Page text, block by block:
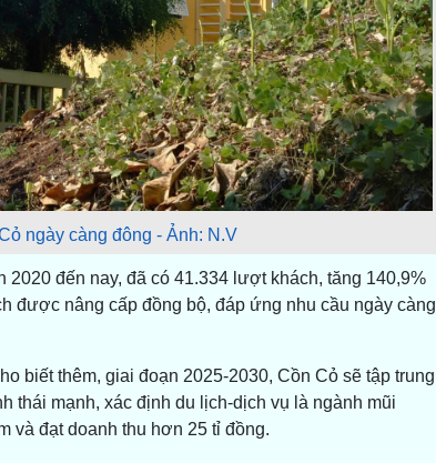
ngày càng đông - Ảnh: N.V
2020 đến nay, đã có 41.334 lượt khách, tăng 140,9%
được nâng cấp đồng bộ, đáp ứng nhu cầu ngày càng
biết thêm, giai đoạn 2025-2030, Cồn Cỏ sẽ tập trung
thái mạnh, xác định du lịch-dịch vụ là ngành mũi
và đạt doanh thu hơn 25 tỉ đồng.